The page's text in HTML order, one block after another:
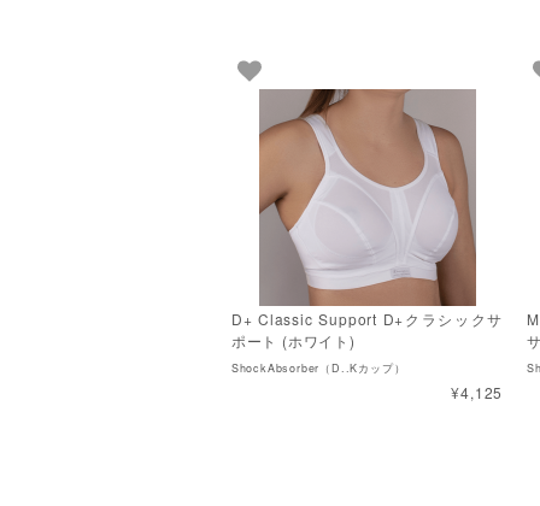
D+ Classic Support D+クラシックサ
ポート (ホワイト)
ShockAbsorber（D..Kカップ）
¥4,125